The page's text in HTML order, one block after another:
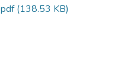
(138.53 KB)